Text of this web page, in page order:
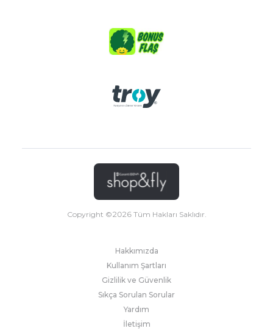
Copyright ©2026Tüm Hakları Saklıdır.
Hakkımızda
Kullanım Şartları
Gizlilik ve Güvenlik
Sıkça Sorulan Sorular
Yardım
İletişim